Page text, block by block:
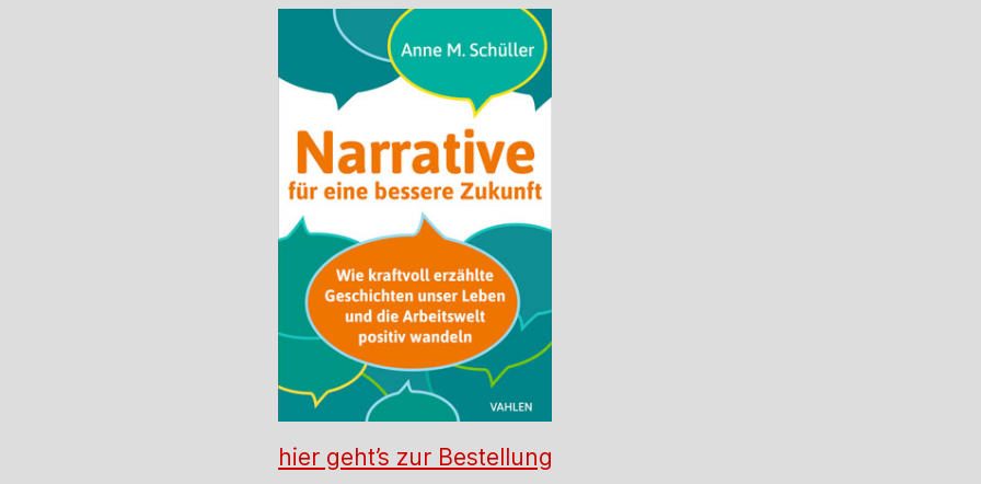
hier geht’s zur Bestellung